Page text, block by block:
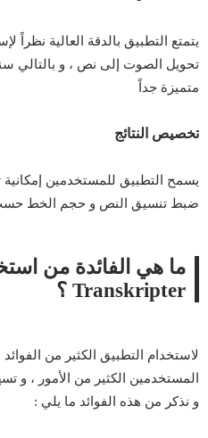
يتمتع التطبيق بالدقة العالية نظراً
تحويل الصوت إلى نص ، و بالتالي
متميزة جداً
تخصيص النتائج
يسمح التطبيق للمستخدمين
ضبط تنسيق النص و حجم الخط حسب
ما هي الفائدة من
Transkripter ؟
لاستخدام التطبيق الكثير من
المستخدمين الكثير من الأمور ، و
و نذكر من هذه الفوائد ما يلي :